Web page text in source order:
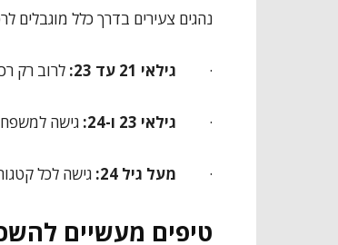
נהגים צעירים בדרך כלל מוגבלים
· גילאי 21 עד 23: לרוב רק
· גילאי 23 ו-24: גישה
· מעל גיל 24: גישה לכל
טיפים מעשיים